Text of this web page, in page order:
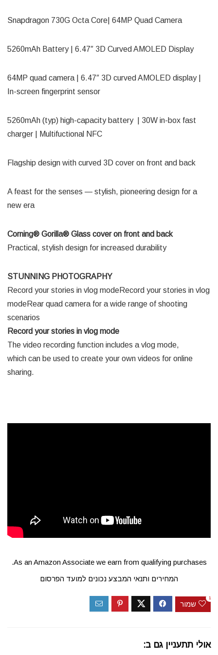
Snapdragon 730G Octa Core| 64MP Quad Camera
5260mAh Battery | 6.47″ 3D Curved AMOLED Display
64MP quad camera | 6.47″ 3D curved AMOLED display |
In-screen fingerprint sensor
5260mAh (typ) high-capacity battery | 30W in-box fast
charger | Multifuctional NFC
Flagship design with curved 3D cover on front and back
A feast for the senses — stylish, pioneering design for a
new era
Corning® Gorilla® Glass cover on front and back
Practical, stylish design for increased durability
STUNNING PHOTOGRAPHY
Record your stories in vlog modeRecord your stories in vlog
modeRear quad camera for a wide range of shooting
scenarios
Record your stories in vlog mode
The video recording function includes a vlog mode,
which can be used to create your own videos for online
sharing.
As an Amazon Associate we earn from qualifying purchases.
המחירים ותנאי המבצע נכונים למועד הפרסום
שמור
1
אולי תתעניין גם ב: